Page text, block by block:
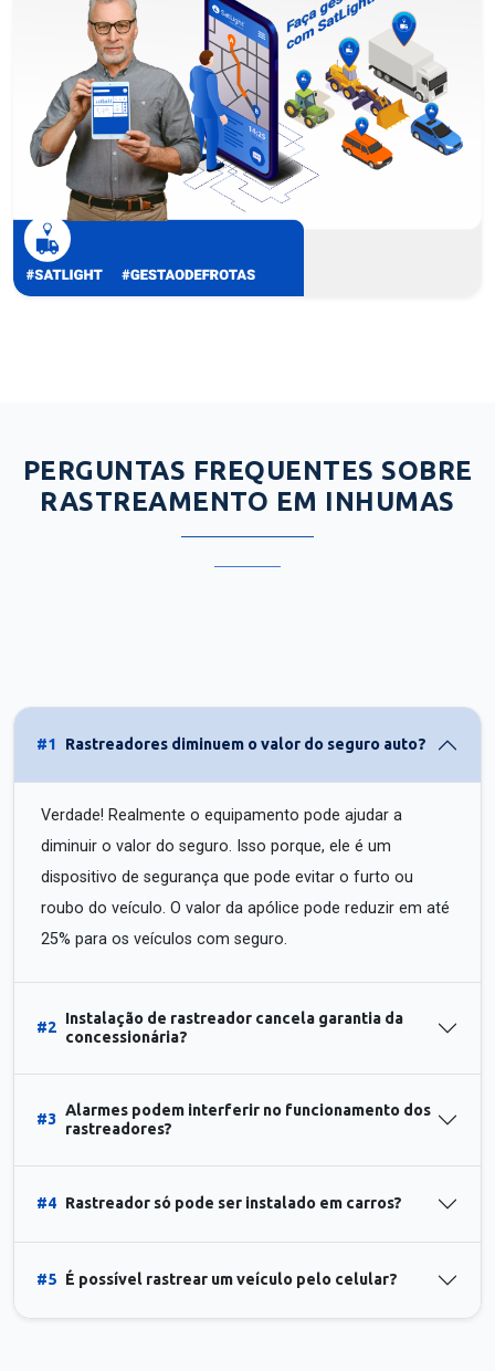
PERGUNTAS FREQUENTES SOBRE
RASTREAMENTO EM INHUMAS
#1 Rastreadores diminuem o valor do seguro auto?
Verdade! Realmente o equipamento pode ajudar a
diminuir o valor do seguro. Isso porque, ele é um
dispositivo de segurança que pode evitar o furto ou
roubo do veículo. O valor da apólice pode reduzir em até
25% para os veículos com seguro.
#2
Instalação de rastreador cancela garantia da
concessionária?
#3
Alarmes podem interferir no funcionamento dos
rastreadores?
#4 Rastreador só pode ser instalado em carros?
#5 É possível rastrear um veículo pelo celular?